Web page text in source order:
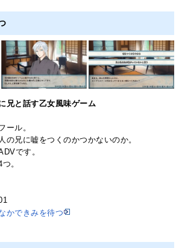
兄と話す乙女風味ゲーム
ール。
の兄に嘘をつくのかつかないのか。
です。
。
かできみを待つ